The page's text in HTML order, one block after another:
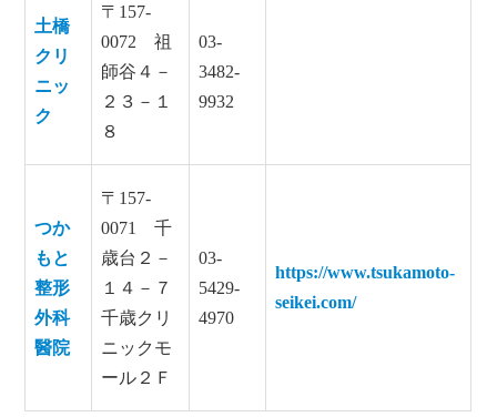
土橋
クリ
ニッ
ク
〒157-
0072 祖
師谷４－
２３－１
８
03-
3482-
9932
つか
もと
整形
外科
醫院
〒157-
0071 千
歳台２－
１４－７
千歳クリ
ニックモ
ール２Ｆ
03-
5429-
4970
https://www.tsukamoto-
seikei.com/